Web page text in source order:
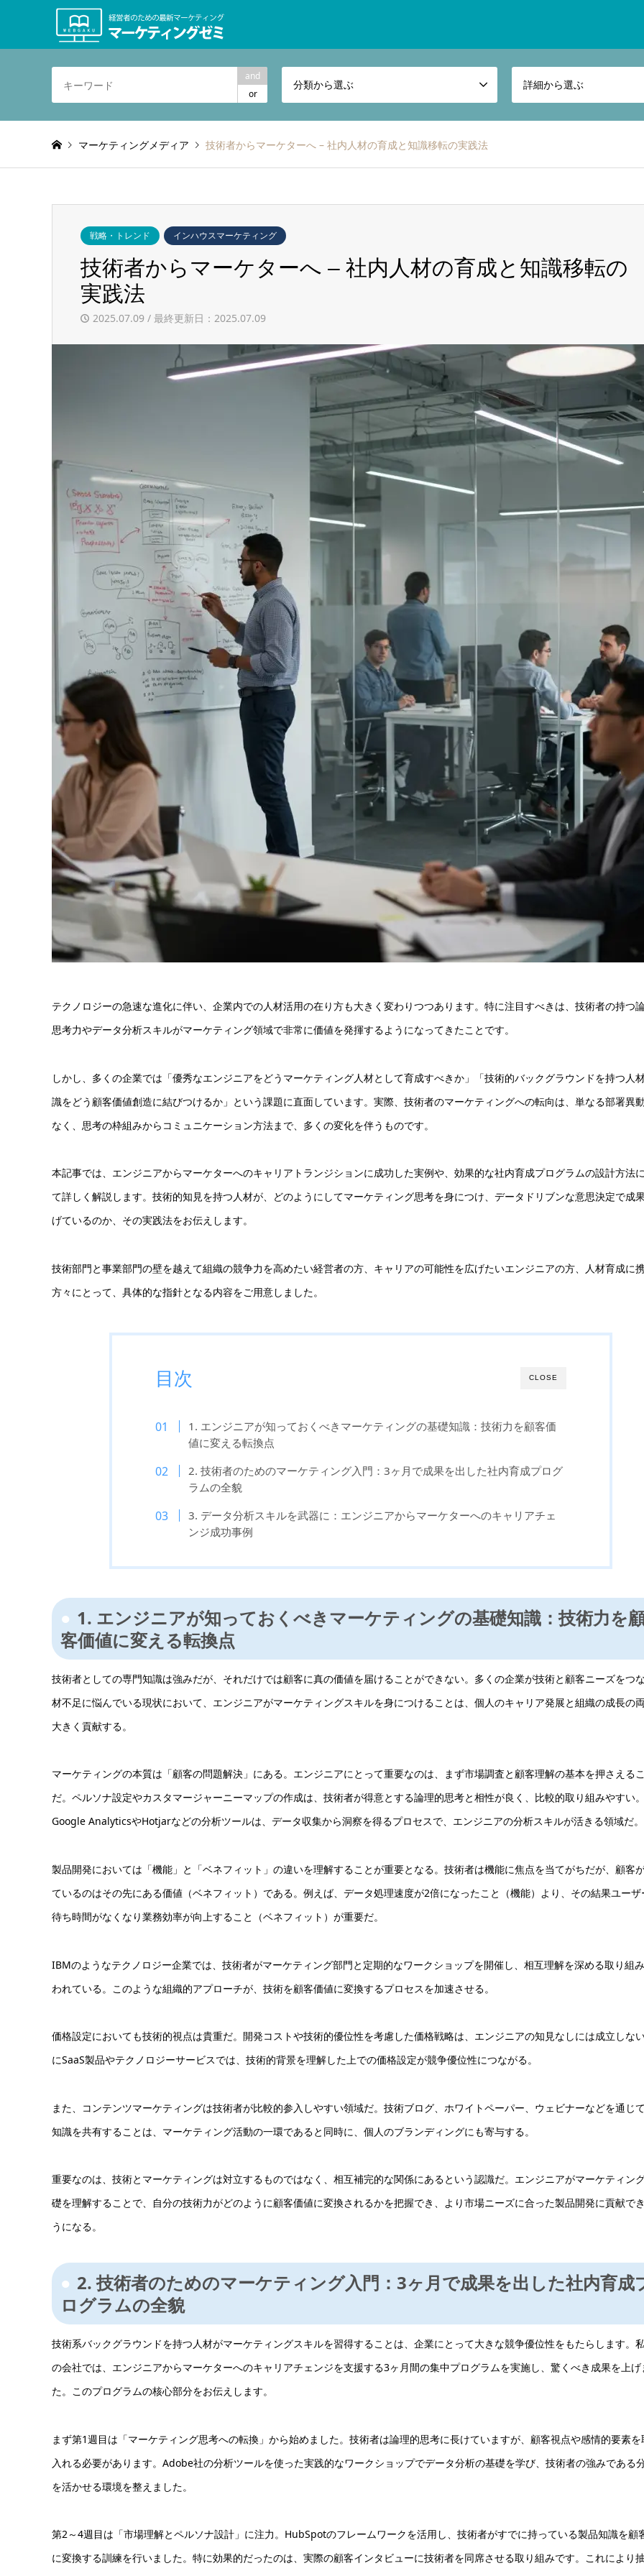
and
or
分類から選ぶ 詳細から選ぶ
マーケティングメディア 技術者からマーケターへ – 社内人材の育成と知識移転の実践法
戦略・トレンド インハウスマーケティング
技術者からマーケターへ – 社内人材の育成と知識移転の
実践法
2025.07.09 / 最終更新日：2025.07.09
テクノロジーの急速な進化に伴い、企業内での人材活用の在り方も大きく変わりつつあります。特に注目すべきは、技術者の持つ
思考力やデータ分析スキルがマーケティング領域で非常に価値を発揮するようになってきたことです。
しかし、多くの企業では「優秀なエンジニアをどうマーケティング人材として育成すべきか」「技術的バックグラウンドを持つ人
識をどう顧客価値創造に結びつけるか」という課題に直面しています。実際、技術者のマーケティングへの転向は、単なる部署異
なく、思考の枠組みからコミュニケーション方法まで、多くの変化を伴うものです。
本記事では、エンジニアからマーケターへのキャリアトランジションに成功した実例や、効果的な社内育成プログラムの設計方法
て詳しく解説します。技術的知見を持つ人材が、どのようにしてマーケティング思考を身につけ、データドリブンな意思決定で成
げているのか、その実践法をお伝えします。
技術部門と事業部門の壁を越えて組織の競争力を高めたい経営者の方、キャリアの可能性を広げたいエンジニアの方、人材育成に
方々にとって、具体的な指針となる内容をご用意しました。
CLOSE
目次
1. エンジニアが知っておくべきマーケティングの基礎知識：技術力を顧客価
値に変える転換点
2. 技術者のためのマーケティング入門：3ヶ月で成果を出した社内育成プログ
ラムの全貌
3. データ分析スキルを武器に：エンジニアからマーケターへのキャリアチェ
ンジ成功事例
1. エンジニアが知っておくべきマーケティングの基礎知識：技術力を
客価値に変える転換点
技術者としての専門知識は強みだが、それだけでは顧客に真の価値を届けることができない。多くの企業が技術と顧客ニーズをつ
材不足に悩んでいる現状において、エンジニアがマーケティングスキルを身につけることは、個人のキャリア発展と組織の成長の
大きく貢献する。
マーケティングの本質は「顧客の問題解決」にある。エンジニアにとって重要なのは、まず市場調査と顧客理解の基本を押さえる
だ。ペルソナ設定やカスタマージャーニーマップの作成は、技術者が得意とする論理的思考と相性が良く、比較的取り組みやすい。
Google AnalyticsやHotjarなどの分析ツールは、データ収集から洞察を得るプロセスで、エンジニアの分析スキルが活きる領域だ。
製品開発においては「機能」と「ベネフィット」の違いを理解することが重要となる。技術者は機能に焦点を当てがちだが、顧客
ているのはその先にある価値（ベネフィット）である。例えば、データ処理速度が2倍になったこと（機能）より、その結果ユーザ
待ち時間がなくなり業務効率が向上すること（ベネフィット）が重要だ。
IBMのようなテクノロジー企業では、技術者がマーケティング部門と定期的なワークショップを開催し、相互理解を深める取り組
われている。このような組織的アプローチが、技術を顧客価値に変換するプロセスを加速させる。
価格設定においても技術的視点は貴重だ。開発コストや技術的優位性を考慮した価格戦略は、エンジニアの知見なしには成立しな
にSaaS製品やテクノロジーサービスでは、技術的背景を理解した上での価格設定が競争優位性につながる。
また、コンテンツマーケティングは技術者が比較的参入しやすい領域だ。技術ブログ、ホワイトペーパー、ウェビナーなどを通じ
知識を共有することは、マーケティング活動の一環であると同時に、個人のブランディングにも寄与する。
重要なのは、技術とマーケティングは対立するものではなく、相互補完的な関係にあるという認識だ。エンジニアがマーケティン
礎を理解することで、自分の技術力がどのように顧客価値に変換されるかを把握でき、より市場ニーズに合った製品開発に貢献で
うになる。
2. 技術者のためのマーケティング入門：3ヶ月で成果を出した社内育成
ログラムの全貌
技術系バックグラウンドを持つ人材がマーケティングスキルを習得することは、企業にとって大きな競争優位性をもたらします。
の会社では、エンジニアからマーケターへのキャリアチェンジを支援する3ヶ月間の集中プログラムを実施し、驚くべき成果を上げ
た。このプログラムの核心部分をお伝えします。
まず第1週目は「マーケティング思考への転換」から始めました。技術者は論理的思考に長けていますが、顧客視点や感情的要素を
入れる必要があります。Adobe社の分析ツールを使った実践的なワークショップでデータ分析の基礎を学び、技術者の強みである
を活かせる環境を整えました。
第2～4週目は「市場理解とペルソナ設計」に注力。HubSpotのフレームワークを活用し、技術者がすでに持っている製品知識を顧
に変換する訓練を行いました。特に効果的だったのは、実際の顧客インタビューに技術者を同席させる取り組みです。これにより